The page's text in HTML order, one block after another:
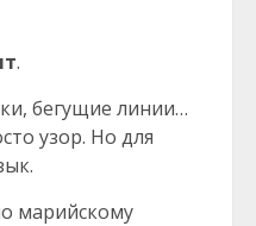
.
бегущие линии…
узор. Но для
марийскому